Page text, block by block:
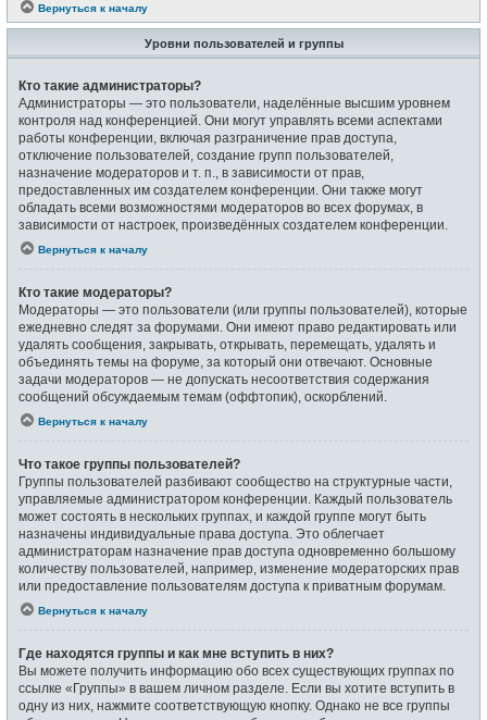
Вернуться к началу
Уровни пользователей и группы
Кто такие администраторы?
Администраторы — это пользователи, наделённые высшим уровнем
контроля над конференцией. Они могут управлять всеми аспектами
работы конференции, включая разграничение прав доступа,
отключение пользователей, создание групп пользователей,
назначение модераторов и т. п., в зависимости от прав,
предоставленных им создателем конференции. Они также могут
обладать всеми возможностями модераторов во всех форумах, в
зависимости от настроек, произведённых создателем конференции.
Вернуться к началу
Кто такие модераторы?
Модераторы — это пользователи (или группы пользователей), которые
ежедневно следят за форумами. Они имеют право редактировать или
удалять сообщения, закрывать, открывать, перемещать, удалять и
объединять темы на форуме, за который они отвечают. Основные
задачи модераторов — не допускать несоответствия содержания
сообщений обсуждаемым темам (оффтопик), оскорблений.
Вернуться к началу
Что такое группы пользователей?
Группы пользователей разбивают сообщество на структурные части,
управляемые администратором конференции. Каждый пользователь
может состоять в нескольких группах, и каждой группе могут быть
назначены индивидуальные права доступа. Это облегчает
администраторам назначение прав доступа одновременно большому
количеству пользователей, например, изменение модераторских прав
или предоставление пользователям доступа к приватным форумам.
Вернуться к началу
Где находятся группы и как мне вступить в них?
Вы можете получить информацию обо всех существующих группах по
ссылке «Группы» в вашем личном разделе. Если вы хотите вступить в
одну из них, нажмите соответствующую кнопку. Однако не все группы